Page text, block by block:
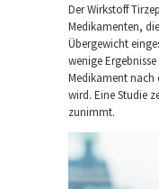
Der Wirkstoff
Medikamenten,
Übergewicht
wenige
Medikament nach
wird. Eine Studie
zunimmt.